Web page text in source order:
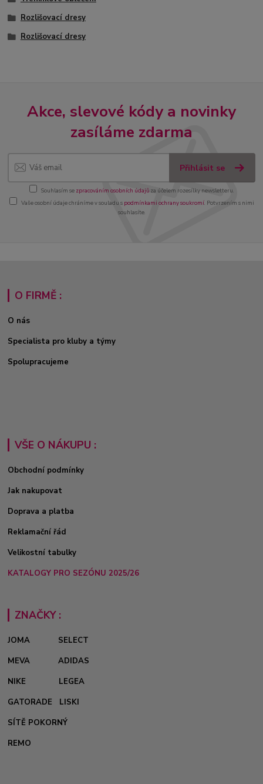
Rozlišovací dresy
Rozlišovací dresy
Akce, slevové kódy a novinky
zasíláme zdarma
Přihlásit se
Souhlasím se zpracováním osobních údajůza účelem rozesílky newsletteru.
Vaše osobní údaje chráníme v souladu s podmínkami ochrany soukromí. Potvrzením s nimi
souhlasíte.
O FIRMĚ :
O nás
Specialista pro kluby a týmy
Spolupracujeme
VŠE O NÁKUPU :
Obchodní podmínky
Jak nakupovat
Doprava a platba
Reklamační řád
Velikostní tabulky
KATALOGY PRO SEZÓNU 2025/26
ZNAČKY :
JOMA
SELECT
MEVA
ADIDAS
NIKE
LEGEA
GATORADE
LISKI
SÍTĚ POKORNÝ
REMO